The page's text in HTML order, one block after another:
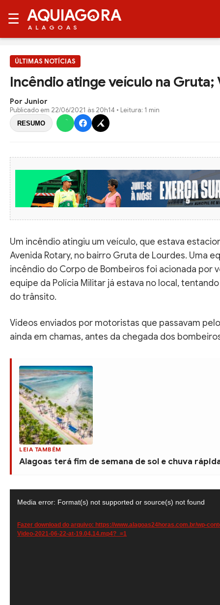
☰ AQUIAG RA
ALAGOAS
ÚLTIMAS NOTÍCIAS
Incêndio atinge veículo na Gruta;
Por Junior
Publicado em 22/06/2021 às 20h14 • Leitura: 1 min
RESUMO
Um incêndio atingiu um veículo, que estava
Avenida Rotary, no bairro Gruta de Lourdes. Uma
incêndio do Corpo de Bombeiros foi acionada por
equipe da Polícia Militar já estava no local,
do trânsito.
Vídeos enviados por motoristas que passavam
ainda em chamas, antes da chegada dos
LEIA TAMBÉM
Alagoas terá fim de semana de sol e chuva
Media error: Format(s) not supported or source(s) not found
Fazer download do arquivo: https://www.alagoas24horas.com.br/wp-
Video-2021-06-22-at-19.04.14.mp4?_=1